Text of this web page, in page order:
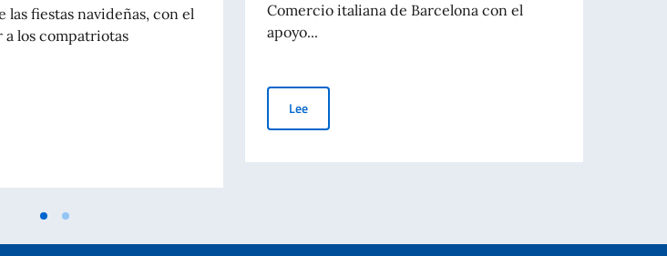
las fiestas navideñas, con el
los compatriotas
de Navidad” – Expedición de pasaportes para casos urgentes
Comercio italiana de Barcelona con el
apoyo...
Lee‘Taste-It’, el festival donde disfrutar de la gastronomía italiana